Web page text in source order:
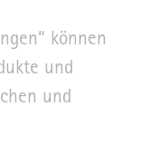
können
und
und